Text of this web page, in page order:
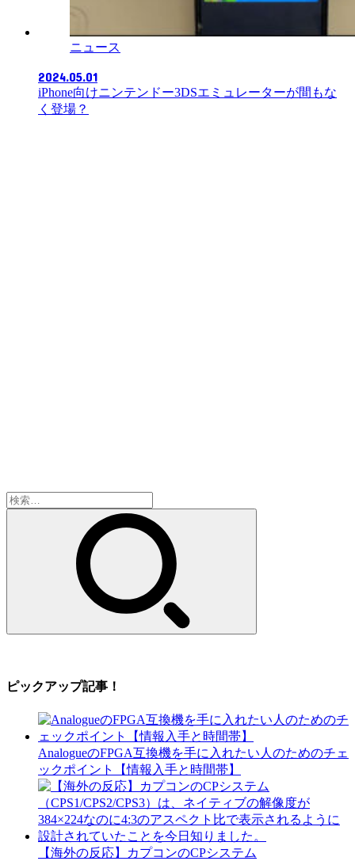
ニュース
2024.05.01
iPhone向けニンテンドー3DSエミュレーターが間もな
く登場？
検
索:
ピックアップ記事！
AnalogueのFPGA互換機を手に入れたい人のためのチェ
ックポイント【情報入手と時間帯】
【海外の反応】カプコンのCPシステム